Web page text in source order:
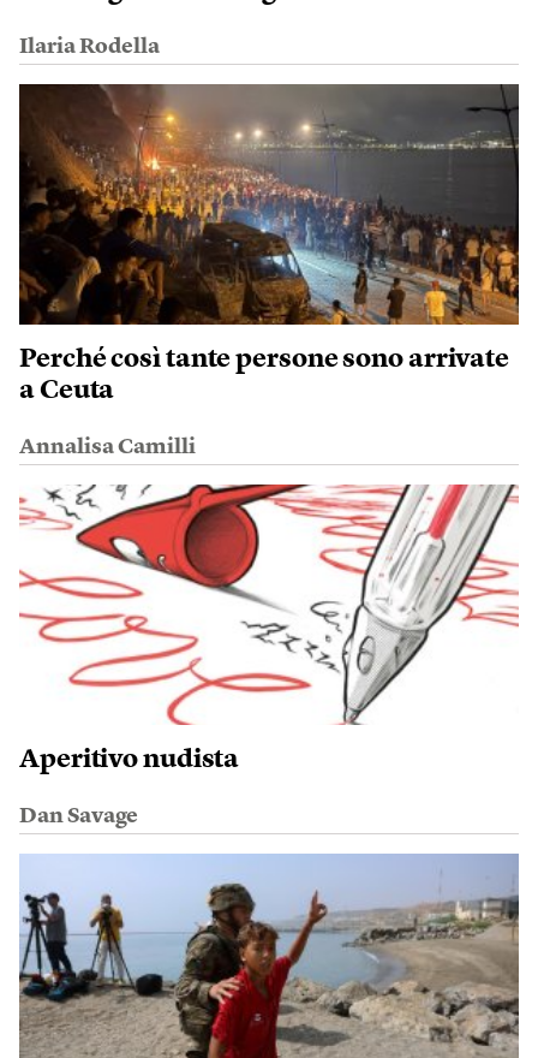
Ilaria Rodella
Perché così tante persone sono arrivate
a Ceuta
Annalisa Camilli
Aperitivo nudista
Dan Savage